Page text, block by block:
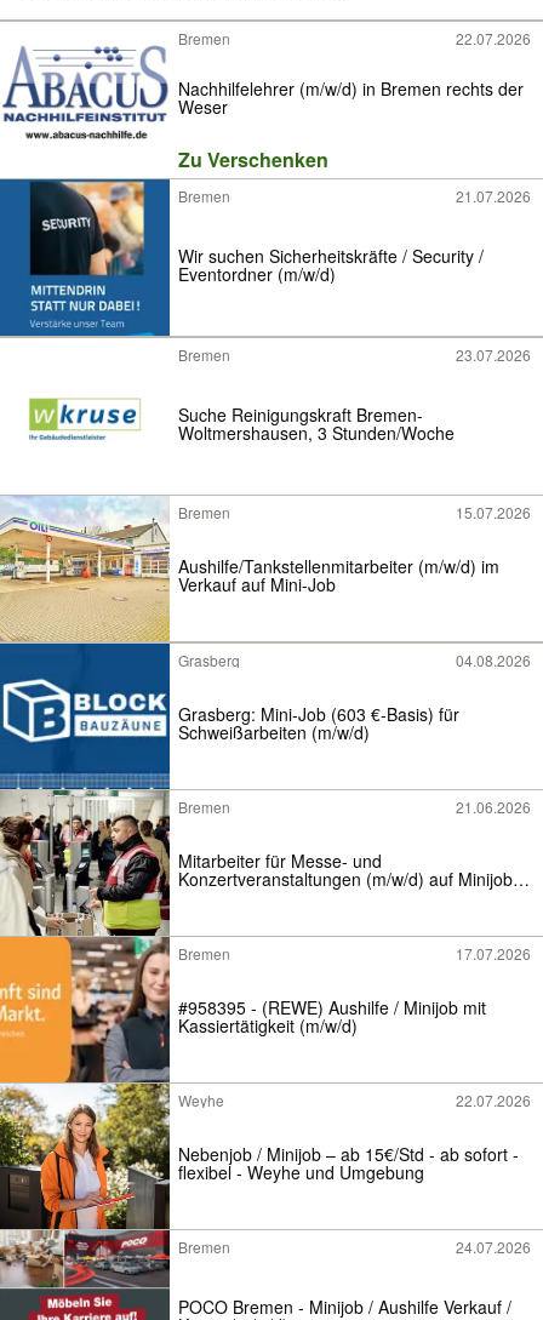
Bremen 22.07.2026
Nachhilfelehrer (m/w/d) in Bremen rechts der
Weser
Zu Verschenken
Bremen 21.07.2026
Wir suchen Sicherheitskräfte / Security /
Eventordner (m/w/d)
Bremen 23.07.2026
Suche Reinigungskraft Bremen-
Woltmershausen, 3 Stunden/Woche
Bremen 15.07.2026
Aushilfe/Tankstellenmitarbeiter (m/w/d) im
Verkauf auf Mini-Job
Grasberg 04.08.2026
Grasberg: Mini-Job (603 €-Basis) für
Schweißarbeiten (m/w/d)
Bremen 21.06.2026
Mitarbeiter für Messe- und
Konzertveranstaltungen (m/w/d) auf Minijob-
Bremen 17.07.2026
#958395 - (REWE) Aushilfe / Minijob mit
Kassiertätigkeit (m/w/d)
Weyhe 22.07.2026
Nebenjob / Minijob – ab 15€/Std - ab sofort -
flexibel - Weyhe und Umgebung
Bremen 24.07.2026
POCO Bremen - Minijob / Aushilfe Verkauf /